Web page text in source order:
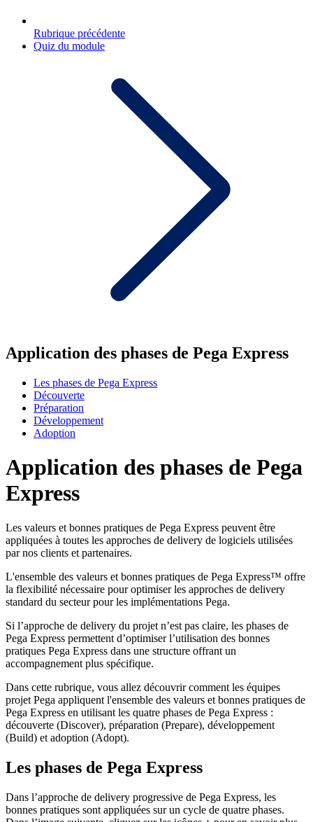
Rubrique précédente
Quiz du module
Application des phases de Pega Express
Les phases de Pega Express
Découverte
Préparation
Développement
Adoption
Application des phases de Pega
Express
Les valeurs et bonnes pratiques de Pega Express peuvent être
appliquées à toutes les approches de delivery de logiciels utilisées
par nos clients et partenaires.
L'ensemble des valeurs et bonnes pratiques de Pega Express™ offre
la flexibilité nécessaire pour optimiser les approches de delivery
standard du secteur pour les implémentations Pega.
Si l’approche de delivery du projet n’est pas claire, les phases de
Pega Express permettent d’optimiser l’utilisation des bonnes
pratiques Pega Express dans une structure offrant un
accompagnement plus spécifique.
Dans cette rubrique, vous allez découvrir comment les équipes
projet Pega appliquent l'ensemble des valeurs et bonnes pratiques de
Pega Express en utilisant les quatre phases de Pega Express :
découverte (Discover), préparation (Prepare), développement
(Build) et adoption (Adopt).
Les phases de Pega Express
Dans l’approche de delivery progressive de Pega Express, les
bonnes pratiques sont appliquées sur un cycle de quatre phases.